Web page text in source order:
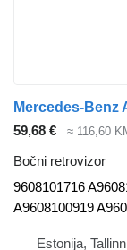
59,68 € ≈ 116,60
Bočni retrovizor
9608101716
A9608100919
Estonija, Tallinn